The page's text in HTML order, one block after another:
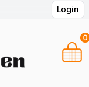
Login
0